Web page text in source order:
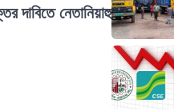
দাবিতে নেতানিয়াহু